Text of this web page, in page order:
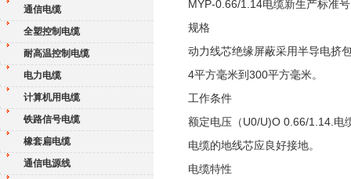
通信电缆
全塑控制电缆
耐高温控制电缆
电力电缆
计算机用电缆
铁路信号电缆
橡套扁电缆
通信电源线
MYP-0.66/1.14电缆新生产标准
规格
动力线芯绝缘屏蔽采用半导电挤
4平方毫米到300平方毫米。
工作条件
额定电压（U0/U)O 0.66/1.14.电
电缆的地线芯应良好接地。
电缆特性